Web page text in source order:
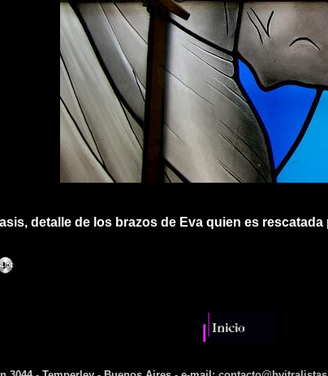
detalle de los brazos de Eva quien es